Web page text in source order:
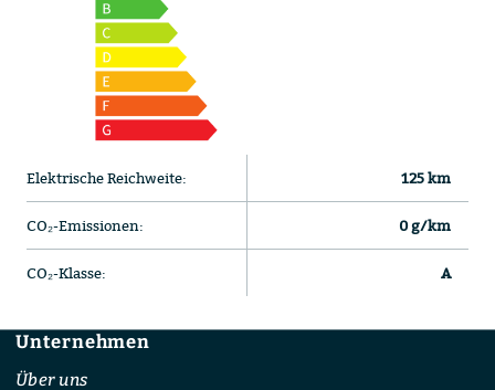
Elektrische Reichweite: 125 km
CO₂-Emissionen: 0 g/km
CO₂-Klasse: A
Footer
Unternehmen
Über uns